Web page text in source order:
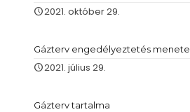
2021. október 29.
Gázterv engedélyeztetés menete
2021. július 29.
Gázterv tartalma